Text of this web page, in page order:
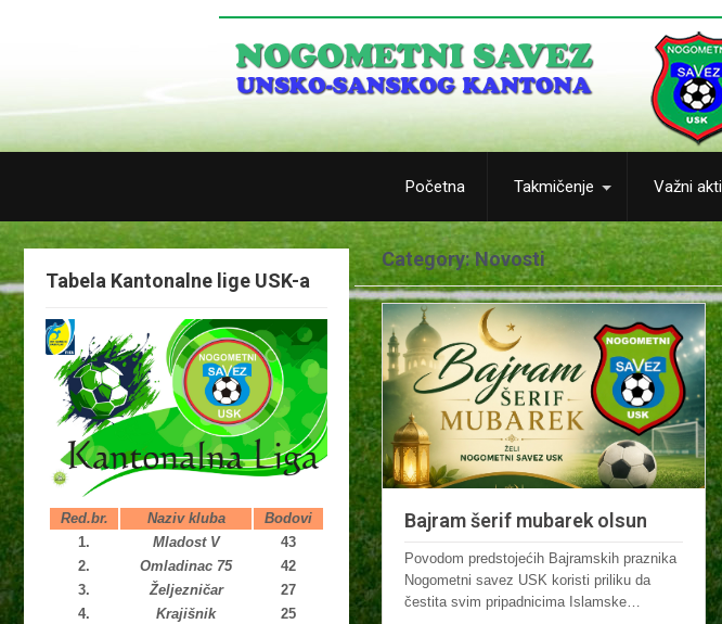
Početna Takmičenje Važni akti
Tabela Kantonalne lige USK-a
Red.br. Naziv kluba
Bodovi
1.
Mladost V
43
2.
Omladinac 75
42
3.
Željezničar
27
4.
Krajišnik
25
Category: Novosti
Bajram šerif mubarek olsun
Povodom predstojećih Bajramskih praznika
Nogometni savez USK koristi priliku da
čestita svim pripadnicima Islamske…